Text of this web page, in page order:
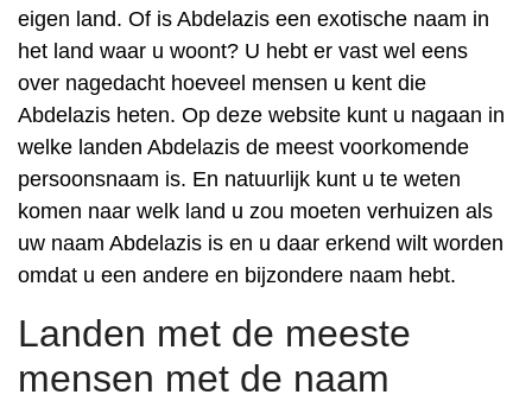
eigen land. Of is Abdelazis een exotische naam in
het land waar u woont? U hebt er vast wel eens
over nagedacht hoeveel mensen u kent die
Abdelazis heten. Op deze website kunt u nagaan in
welke landen Abdelazis de meest voorkomende
persoonsnaam is. En natuurlijk kunt u te weten
komen naar welk land u zou moeten verhuizen als
uw naam Abdelazis is en u daar erkend wilt worden
omdat u een andere en bijzondere naam hebt.
Landen met de meeste
mensen met de naam